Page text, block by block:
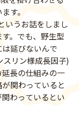
す。
いうお話をしまし
。でも、野生型
延びないんで
スリン様成長因子)
長の仕組みの一
関わっていると
わっているとい